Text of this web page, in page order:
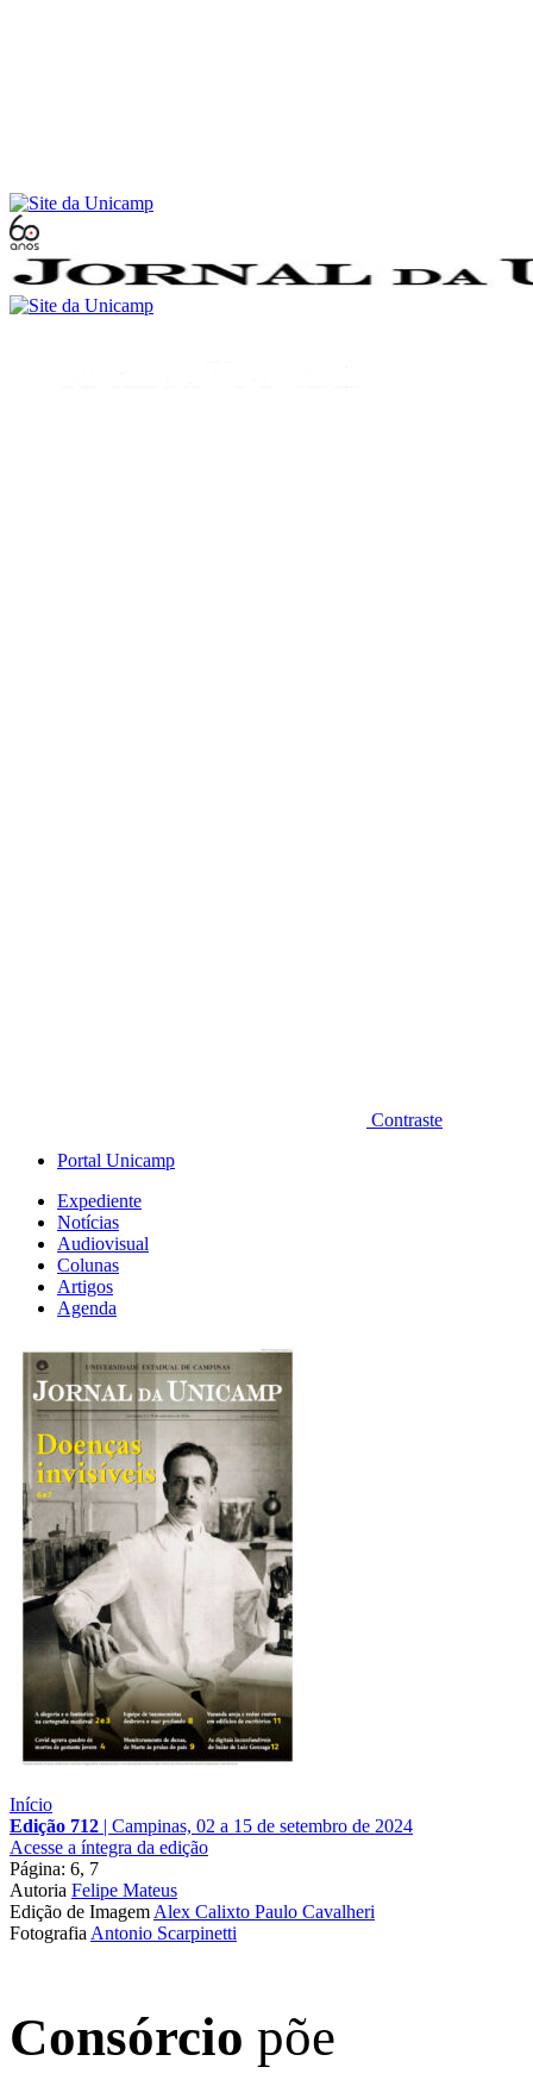
Contraste
Portal Unicamp
Expediente
Notícias
Audiovisual
Colunas
Artigos
Agenda
Início
Edição 712 | Campinas, 02 a 15 de setembro de 2024
Acesse a íntegra da edição
Página: 6, 7
Autoria Felipe Mateus
Edição de Imagem Alex Calixto Paulo Cavalheri
Fotografia Antonio Scarpinetti
Consórcio põe